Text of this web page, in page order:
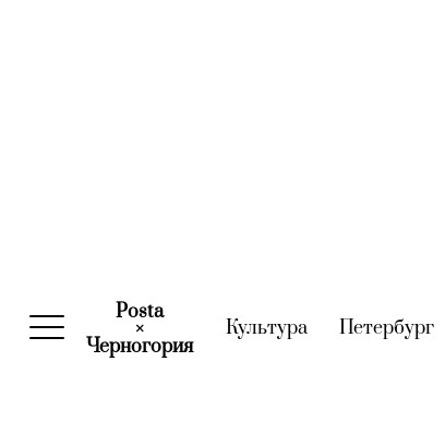
Posta
×
Черногория(current)
Культура(current)
Петербург